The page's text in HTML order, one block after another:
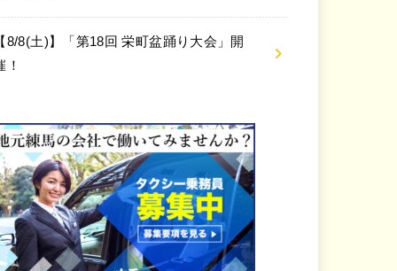
8/8(土)】「第18回 栄町盆踊り大会」開
！